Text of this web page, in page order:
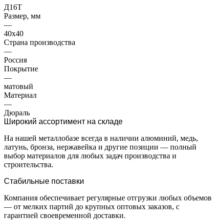
Д16Т
Размер, мм
—
40х40
Страна производства
—
Россия
Покрытие
—
матовый
Материал
—
Дюраль
Широкий ассортимент на складе
На нашей металлобазе всегда в наличии алюминий, медь,
латунь, бронза, нержавейка и другие позиции — полный
выбор материалов для любых задач производства и
строительства.
Стабильные поставки
Компания обеспечивает регулярные отгрузки любых объемов
— от мелких партий до крупных оптовых заказов, с
гарантией своевременной доставки.